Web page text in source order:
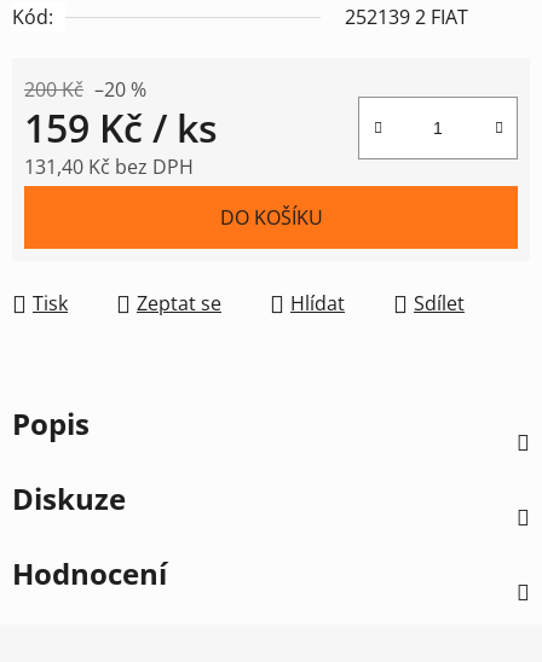
Kód:
252139 2 FIAT
200 Kč –20 %
159 Kč / ks
131,40 Kč bez DPH
DO KOŠÍKU
Tisk Zeptat se Hlídat Sdílet
Popis
Diskuze
Hodnocení